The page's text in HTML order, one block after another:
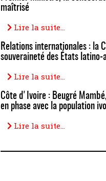
maîtrisé
Lire la suite...
Relations internationales : la
souveraineté des États latino-
Lire la suite...
Côte d'Ivoire : Beugré
en phase avec la population
Lire la suite...